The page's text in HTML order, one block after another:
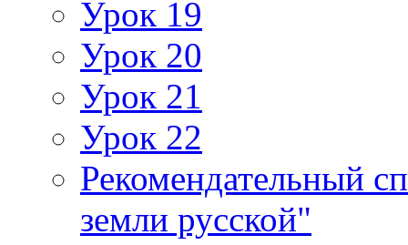
Урок 19
Урок 20
Урок 21
Урок 22
Рекомендательный
земли русской"